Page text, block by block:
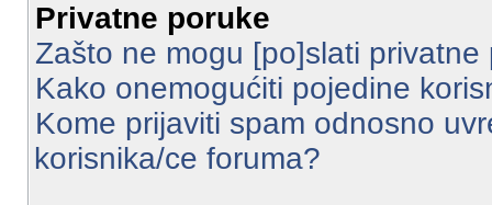
Privatne poruke
Zašto ne mogu [po]slati privatne
Kako onemogućiti pojedine
Kome prijaviti spam odnosno
korisnika/ce foruma?